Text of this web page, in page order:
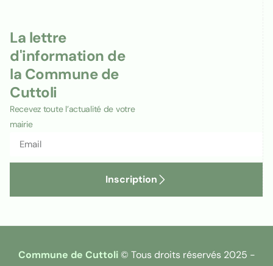
La lettre
d'information de
la Commune de
Cuttoli
Recevez toute l’actualité de votre
mairie
Inscription
Commune de Cuttoli© Tous droits réservés 2025 -